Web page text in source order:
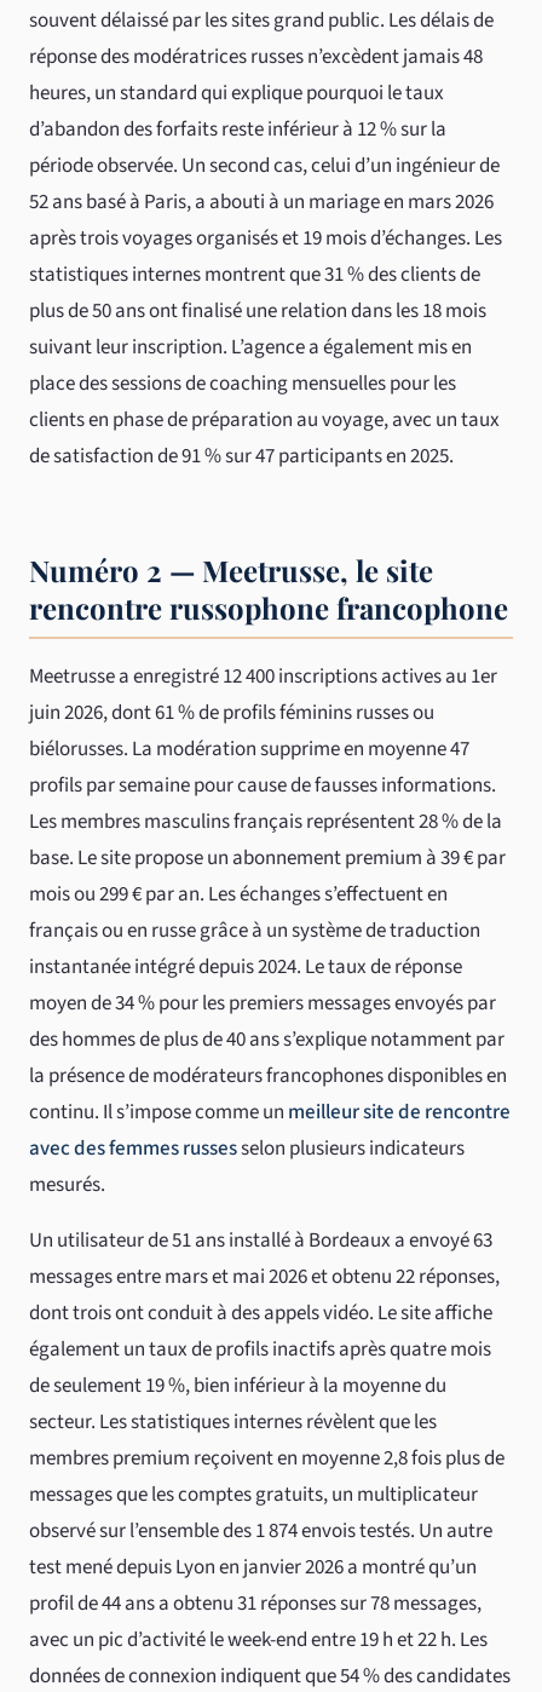
souvent délaissé par les sites grand public. Les délais de
réponse des modératrices russes n’excèdent jamais 48
heures, un standard qui explique pourquoi le taux
d’abandon des forfaits reste inférieur à 12 % sur la
période observée. Un second cas, celui d’un ingénieur de
52 ans basé à Paris, a abouti à un mariage en mars 2026
après trois voyages organisés et 19 mois d’échanges. Les
statistiques internes montrent que 31 % des clients de
plus de 50 ans ont finalisé une relation dans les 18 mois
suivant leur inscription. L’agence a également mis en
place des sessions de coaching mensuelles pour les
clients en phase de préparation au voyage, avec un taux
de satisfaction de 91 % sur 47 participants en 2025.
Numéro 2 — Meetrusse, le site
rencontre russophone francophone
Meetrusse a enregistré 12 400 inscriptions actives au 1er
juin 2026, dont 61 % de profils féminins russes ou
biélorusses. La modération supprime en moyenne 47
profils par semaine pour cause de fausses informations.
Les membres masculins français représentent 28 % de la
base. Le site propose un abonnement premium à 39 € par
mois ou 299 € par an. Les échanges s’effectuent en
français ou en russe grâce à un système de traduction
instantanée intégré depuis 2024. Le taux de réponse
moyen de 34 % pour les premiers messages envoyés par
des hommes de plus de 40 ans s’explique notamment par
la présence de modérateurs francophones disponibles en
continu. Il s’impose comme un meilleur site de rencontre
avec des femmes russesselon plusieurs indicateurs
mesurés.
Un utilisateur de 51 ans installé à Bordeaux a envoyé 63
messages entre mars et mai 2026 et obtenu 22 réponses,
dont trois ont conduit à des appels vidéo. Le site affiche
également un taux de profils inactifs après quatre mois
de seulement 19 %, bien inférieur à la moyenne du
secteur. Les statistiques internes révèlent que les
membres premium reçoivent en moyenne 2,8 fois plus de
messages que les comptes gratuits, un multiplicateur
observé sur l’ensemble des 1 874 envois testés. Un autre
test mené depuis Lyon en janvier 2026 a montré qu’un
profil de 44 ans a obtenu 31 réponses sur 78 messages,
avec un pic d’activité le week-end entre 19 h et 22 h. Les
données de connexion indiquent que 54 % des candidates